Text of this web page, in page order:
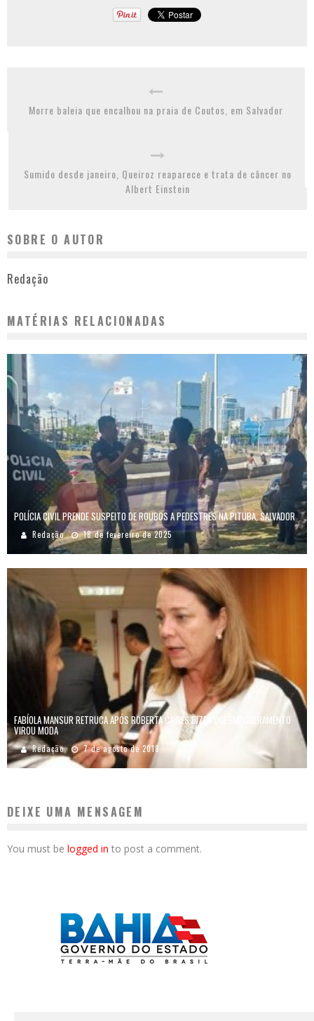
Morre baleia que encalhou na praia de Coutos, em Salvador
Sumido desde janeiro, Queiroz reaparece e trata de câncer no
Albert Einstein
SOBRE O AUTOR
Redação
MATÉRIAS RELACIONADAS
POLÍCIA CIVIL PRENDE SUSPEITO DE ROUBOS A PEDESTRES NA PITUBA, SALVADOR
Redação 18 de fevereiro de 2025
FABÍOLA MANSUR RETRUCA APÓS ROBERTA CAIRES DIZER QUE EMPODERAMENTO
VIROU MODA
Redação 7 de agosto de 2018
DEIXE UMA MENSAGEM
You must be logged in to post a comment.